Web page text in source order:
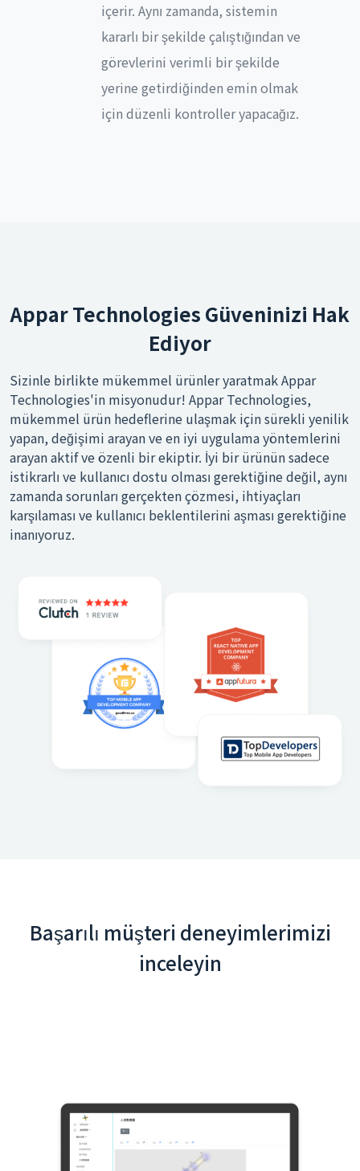
içerir. Aynı zamanda, sistemin
kararlı bir şekilde çalıştığından ve
görevlerini verimli bir şekilde
yerine getirdiğinden emin olmak
için düzenli kontroller yapacağız.
Appar Technologies Güveninizi Hak
Ediyor
Sizinle birlikte mükemmel ürünler yaratmak Appar
Technologies'in misyonudur! Appar Technologies,
mükemmel ürün hedeflerine ulaşmak için sürekli yenilik
yapan, değişimi arayan ve en iyi uygulama yöntemlerini
arayan aktif ve özenli bir ekiptir. İyi bir ürünün sadece
istikrarlı ve kullanıcı dostu olması gerektiğine değil, aynı
zamanda sorunları gerçekten çözmesi, ihtiyaçları
karşılaması ve kullanıcı beklentilerini aşması gerektiğine
inanıyoruz.
Başarılı müşteri deneyimlerimizi
inceleyin